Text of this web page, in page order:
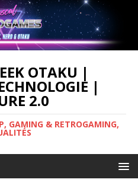
OTAKU |
|
2.0
GAMING & RETROGAMING,